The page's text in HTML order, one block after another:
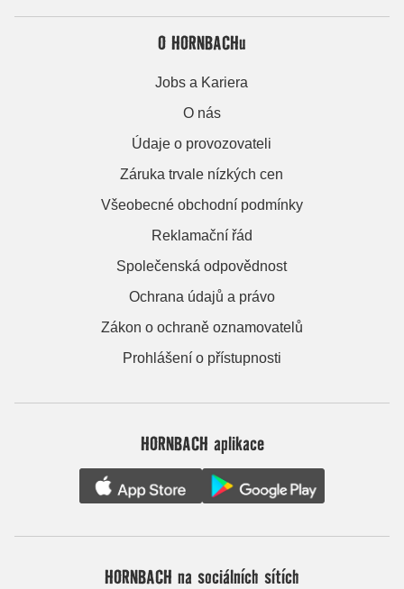
O HORNBACHu
Jobs a Kariera
O nás
Údaje o provozovateli
Záruka trvale nízkých cen
Všeobecné obchodní podmínky
Reklamační řád
Společenská odpovědnost
Ochrana údajů a právo
Zákon o ochraně oznamovatelů
Prohlášení o přístupnosti
HORNBACH aplikace
HORNBACH na sociálních sítích